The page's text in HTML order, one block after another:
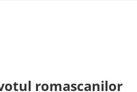
romașcanilor